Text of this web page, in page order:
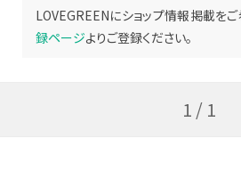
LOVEGREENにショップ情報掲載をご
録ページよりご登録ください。
1 / 1